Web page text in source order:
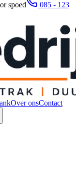
spoed
085 - 123
Over onsContact